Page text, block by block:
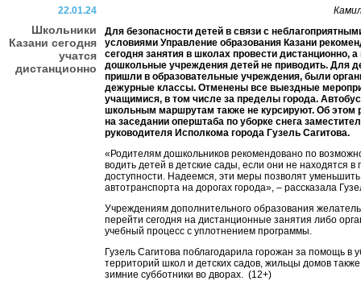
22.01.24
Школьники
Казани сегодня
учатся
дистанционно
Для безопасности детей в связи с
условиями Управление образования Казани
сегодня занятия в школах провести дистанционно, а
дошкольные учреждения детей не приводить. Для
пришли в образовательные учреждения, были
дежурные классы. Отменены все выездные
учащимися, в том числе за пределы города.
школьным маршрутам также не курсируют. Об этом
на заседании оперштаба по уборке снега
руководителя Исполкома города Гузель Сагитова.
«Родителям дошкольников рекомендовано по
водить детей в детские сады, если они не находятся в
доступности. Надеемся, эти меры позволят уменьшить
автотранспорта на дорогах города», – рассказала
Учреждениям дополнительного образования
перейти сегодня на дистанционные занятия либо
учебный процесс с уплотнением программы.
Гузель Сагитова поблагодарила горожан за помощь в
территорий школ и детских садов, жильцы домов
зимние субботники во дворах. (12+)